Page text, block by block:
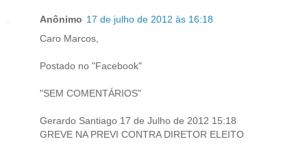
Anônimo 17 de julho de 2012 às 16:18
Caro Marcos,
Postado no "Facebook"
"SEM COMENTÁRIOS"
Gerardo Santiago 17 de Julho de 2012 15:18
GREVE NA PREVI CONTRA DIRETOR ELEITO